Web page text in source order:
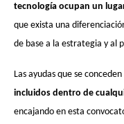
tecnología ocupan un
que exista una
de base a la estrategia y al
Las ayudas que se
incluidos dentro de
encajando en esta